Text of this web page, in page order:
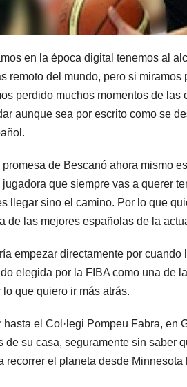
en la época digital tenemos al
remoto del mundo, pero si
perdido muchos momentos de
aunque sea por escrito como se
promesa de Bescanó ahora mismo
que siempre vas a querer
llegar sino el camino. Por lo que
de las mejores españolas de la
empezar directamente por
elegida por la FIBA como una de
que quiero ir más atrás.
hasta el Col·legi Pompeu Fabra,
de su casa, seguramente sin saber
recorrer el planeta desde Minnesota